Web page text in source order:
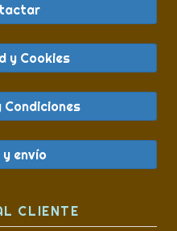
y Cookies
y envío
CLIENTE